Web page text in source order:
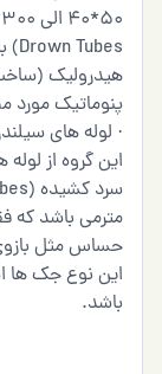
هیدرولیک
پنوماتیک
مترمی باشد
حساس مثل
باشد.